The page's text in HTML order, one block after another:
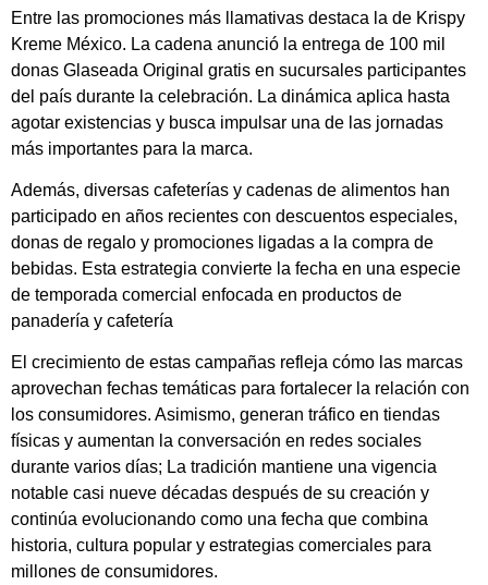
Entre las promociones más llamativas destaca la de Krispy
Kreme México. La cadena anunció la entrega de 100 mil
donas Glaseada Original gratis en sucursales participantes
del país durante la celebración. La dinámica aplica hasta
agotar existencias y busca impulsar una de las jornadas
más importantes para la marca.
Además, diversas cafeterías y cadenas de alimentos han
participado en años recientes con descuentos especiales,
donas de regalo y promociones ligadas a la compra de
bebidas. Esta estrategia convierte la fecha en una especie
de temporada comercial enfocada en productos de
panadería y cafetería
El crecimiento de estas campañas refleja cómo las marcas
aprovechan fechas temáticas para fortalecer la relación con
los consumidores. Asimismo, generan tráfico en tiendas
físicas y aumentan la conversación en redes sociales
durante varios días; La tradición mantiene una vigencia
notable casi nueve décadas después de su creación y
continúa evolucionando como una fecha que combina
historia, cultura popular y estrategias comerciales para
millones de consumidores.